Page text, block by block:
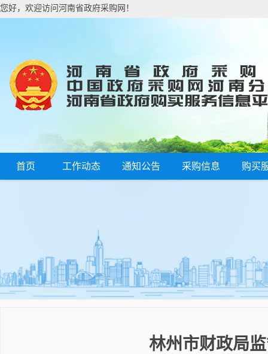
您好，欢迎访问河南省政府采购网！
首页 工作动态 通知公告 采购信息 购买
林州市财政局